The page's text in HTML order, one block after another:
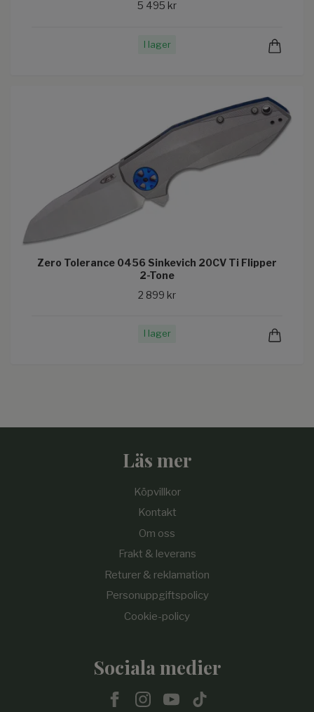
5 495 kr
I lager
Zero Tolerance 0456 Sinkevich 20CV Ti Flipper
2-Tone
2 899 kr
I lager
Läs mer
Köpvillkor
Kontakt
Om oss
Frakt & leverans
Returer & reklamation
Personuppgiftspolicy
Cookie-policy
Sociala medier